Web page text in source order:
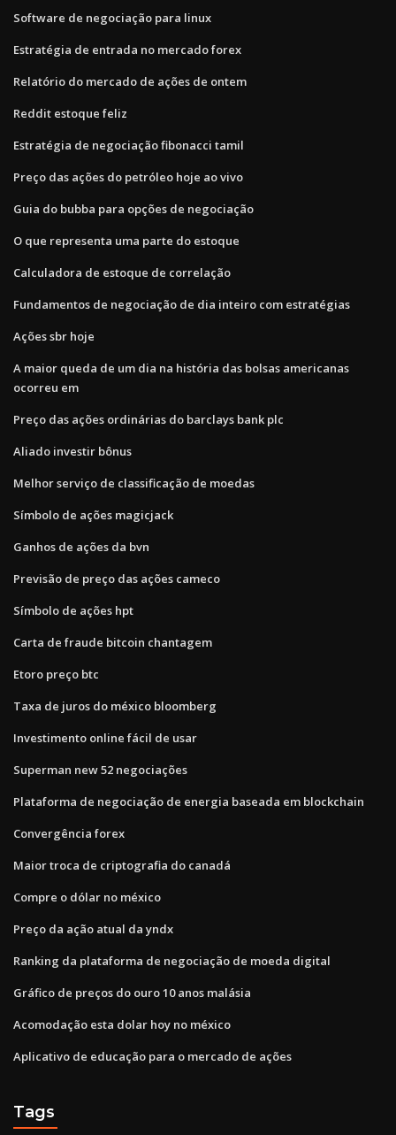
Software de negociação para linux
Estratégia de entrada no mercado forex
Relatório do mercado de ações de ontem
Reddit estoque feliz
Estratégia de negociação fibonacci tamil
Preço das ações do petróleo hoje ao vivo
Guia do bubba para opções de negociação
O que representa uma parte do estoque
Calculadora de estoque de correlação
Fundamentos de negociação de dia inteiro com estratégias
Ações sbr hoje
A maior queda de um dia na história das bolsas americanas
ocorreu em
Preço das ações ordinárias do barclays bank plc
Aliado investir bônus
Melhor serviço de classificação de moedas
Símbolo de ações magicjack
Ganhos de ações da bvn
Previsão de preço das ações cameco
Símbolo de ações hpt
Carta de fraude bitcoin chantagem
Etoro preço btc
Taxa de juros do méxico bloomberg
Investimento online fácil de usar
Superman new 52 negociações
Plataforma de negociação de energia baseada em blockchain
Convergência forex
Maior troca de criptografia do canadá
Compre o dólar no méxico
Preço da ação atual da yndx
Ranking da plataforma de negociação de moeda digital
Gráfico de preços do ouro 10 anos malásia
Acomodação esta dolar hoy no méxico
Aplicativo de educação para o mercado de ações
Tags